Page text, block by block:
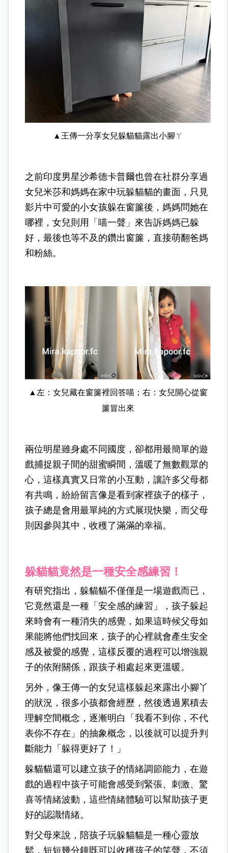
▲王傳一分享女兒躲貓貓露出小腳ㄚ
之前印度男星沙希德卡普爾也曾在社群分享過
女兒米莎和媽媽在家中玩躲貓貓的畫面，只見
影片中可愛的小女孩躲在窗簾後，媽媽問她在
哪裡，女兒則用「喵一聲」來告訴媽媽已躲
好，最後也等不及的鑽出窗簾，直接萌翻爸媽
和粉絲。
▲左：女兒藏在窗簾裡回答喵；右：女兒開心從窗
簾冒出來
兩位明星雖身處不同國度，卻都用最簡單的遊
戲捕捉親子間的甜蜜瞬間，溫暖了無數觀眾的
心，這樣真實又日常的小互動，讓許多父母都
有共鳴，紛紛留言像是看到家裡孩子的樣子，
孩子總是會用最單純的方式展現快樂，而父母
則因參與其中，收穫了滿滿的幸福。
躲貓貓竟然是一種安全感練習！
有研究指出，躲貓貓不僅僅是一場遊戲而已，
它竟然還是一種「安全感的練習」，孩子躲起
來時會有一種消失的感覺，如果這時候父母如
果能將他們找回來，孩子的心裡就會產生安全
感及被愛的感覺，這樣反覆的過程可以增強親
子的依附關係，跟孩子相處起來更溫暖。
另外，像王傳一的女兒這樣躲起來露出小腳丫
的狀況，很多小孩都會經歷，然後透過累積去
理解空間概念，逐漸明白「我看不到你，不代
表你不存在」的抽象概念，以後就可以提升判
斷能力「躲得更好了！」
躲貓貓還可以建立孩子的情緒調節能力，在遊
戲的過程中孩子可能會感受到緊張、刺激、驚
喜等情緒波動，這些情緒體驗可以幫助孩子更
好的認識情緒。
對父母來說，陪孩子玩躲貓貓是一種心靈放
鬆，短短幾分鐘既可以收穫孩子的笑聲，不須